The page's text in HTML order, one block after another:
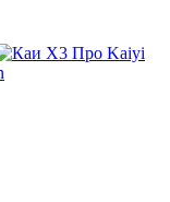
Kaiyi